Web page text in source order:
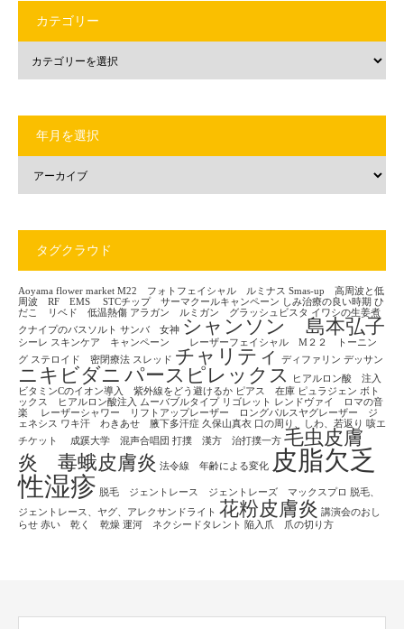
カテゴリー
年月を選択
タグクラウド
Aoyama flower market M22 フォトフェイシャル ルミナス Smas-up 高周波と低
周波 RF EMS
STCチップ サーマクールキャンペーン しみ治療の良い時期 ひ
だこ リベド 低温熱傷 アラガン ルミガン グラッシュビスタ イワシの生姜煮
クナイプのバスソルト サンバ 女神 シャンソン 島本弘子
シーレ スキンケア キャンペーン レーザーフェイシャル M２２ トーニン
グ ステロイド 密閉療法 スレッド チャリティ ディファリン デッサン
ニキビダニ パースピレックス
ヒアルロン酸 注入
ビタミンCのイオン導入 紫外線をどう避けるか ピアス 在庫 ピュラジェン ボト
ックス ヒアルロン酸注入
ムーバブルタイプ リゴレット レンドヴァイ ロマの音
楽
レーザーシャワー リフトアップレーザー ロングパルスヤグレーザー ジ
ェネシス ワキ汗 わきあせ 腋下多汗症 久保山真衣 口の周り、しわ、若返り 咳エ
チケット
成蹊大学 混声合唱団 打撲 漢方 治打撲一方 毛虫皮膚
炎 毒蛾皮膚炎 法令線 年齢による変化
皮脂欠乏
性湿疹 脱毛 ジェントレース ジェントレーズ マックスプロ
脱毛、
ジェントレース、ヤグ、アレクサンドライト 花粉皮膚炎 講演会のおし
らせ 赤い 乾く 乾燥 運河 ネクシードタレント 陥入爪 爪の切り方